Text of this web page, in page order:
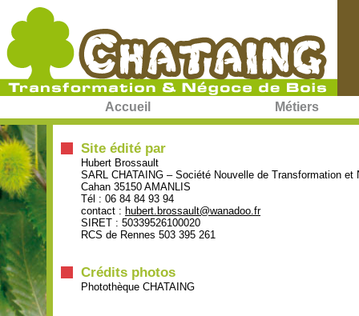
Accueil Métiers
Site édité par
Hubert Brossault
SARL CHATAING – Société Nouvelle de Transformation et
Cahan 35150 AMANLIS
Tél : 06 84 84 93 94
contact : hubert.brossault@wanadoo.fr
SIRET : 50339526100020
RCS de Rennes 503 395 261
Crédits photos
Photothèque CHATAING